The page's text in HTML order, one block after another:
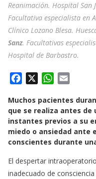
Reanimación. Hospital San
Facultativa especialista en
Clínico Lozano Blesa.
Sanz. Facultativas
Hospital de Barbastro.
c
e
b
o
k
W
a
t
s
A
p
a
i
l
Muchos pacientes
que se realiza antes de
instantes previos a su
miedo o ansiedad ante
conscientes durante
El despertar
inadecuado de